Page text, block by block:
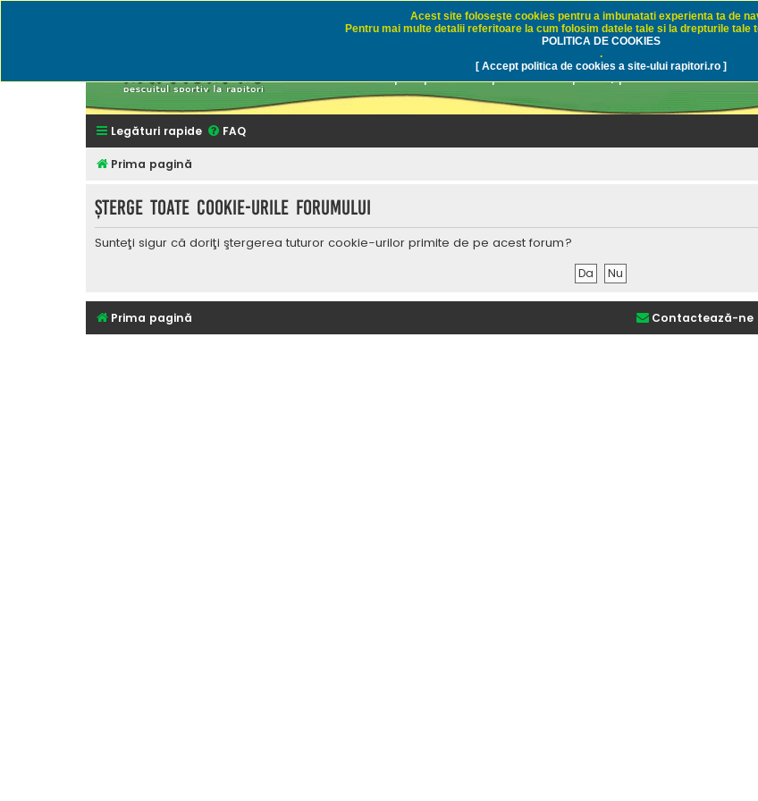
Rapitori.ro - Pescuit sportiv
Discutii despre pescuit sportiv la rapitori, pescuitul cu
Legături rapide FAQ
Prima pagină
Şterge toate cookie-urile forumului
Sunteţi sigur că doriţi ştergerea tuturor cookie-urilor primite de pe acest forum?
Acest site foloseşte cookies pentru a imbunatati experienta ta de
Pentru mai multe detalii referitoare la cum folosim datele tale si la drepturile tale
POLITICA DE COOKIES
.
[ Accept politica de cookies a site-ului rapitori.ro ]
Prima pagină Contactează-ne